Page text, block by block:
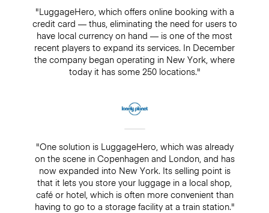
"LuggageHero, which offers online booking with a
credit card — thus, eliminating the need for users to
have local currency on hand — is one of the most
recent players to expand its services. In December
the company began operating in New York, where
today it has some 250 locations."
"One solution is LuggageHero, which was already
on the scene in Copenhagen and London, and has
now expanded into New York. Its selling point is
that it lets you store your luggage in a local shop,
café or hotel, which is often more convenient than
having to go to a storage facility at a train station."